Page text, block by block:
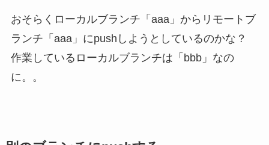
おそらくローカルブランチ「aaa」からリモートブ
ランチ「aaa」にpushしようとしているのかな？
作業しているローカルブランチは「bbb」なの
に。。